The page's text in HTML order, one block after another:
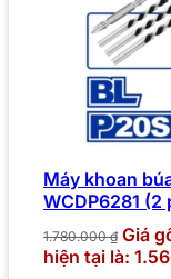
Máy khoan
WCDP6281 (2
1.780.000₫ Giá
hiện tại là: